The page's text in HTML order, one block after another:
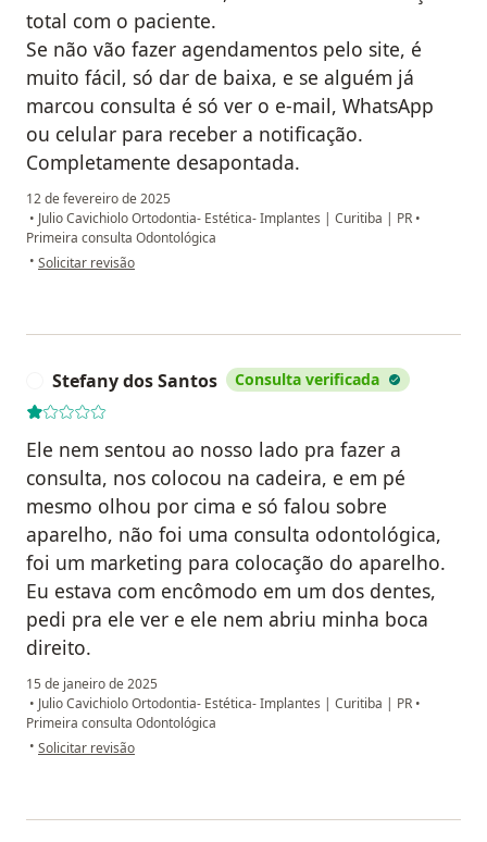
total com o paciente.
Se não vão fazer agendamentos pelo site, é
muito fácil, só dar de baixa, e se alguém já
marcou consulta é só ver o e-mail, WhatsApp
ou celular para receber a notificação.
Completamente desapontada.
12 de fevereiro de 2025
• Julio Cavichiolo Ortodontia- Estética- Implantes | Curitiba | PR •
Primeira consulta Odontológica
• na opinião do utilizador Melisa
Solicitar revisão
Stefany dos Santos Consulta verificada
Ele nem sentou ao nosso lado pra fazer a
consulta, nos colocou na cadeira, e em pé
mesmo olhou por cima e só falou sobre
aparelho, não foi uma consulta odontológica,
foi um marketing para colocação do aparelho.
Eu estava com encômodo em um dos dentes,
pedi pra ele ver e ele nem abriu minha boca
direito.
15 de janeiro de 2025
• Julio Cavichiolo Ortodontia- Estética- Implantes | Curitiba | PR •
Primeira consulta Odontológica
• na opinião do utilizador Stefany dos Santos
Solicitar revisão